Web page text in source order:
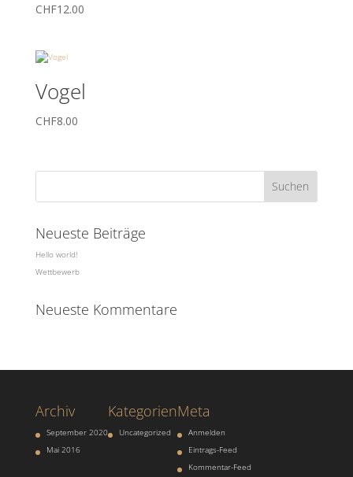
CHF12.00
Vogel
CHF8.00
Neueste Beiträge
Hello world!
Wettbewerb
Neueste Kommentare
Archiv
September 2020
Mai 2016
Kategorien
Uncategorized
Meta
Anmelden
Eintrags-Feed
Kommentar-Feed